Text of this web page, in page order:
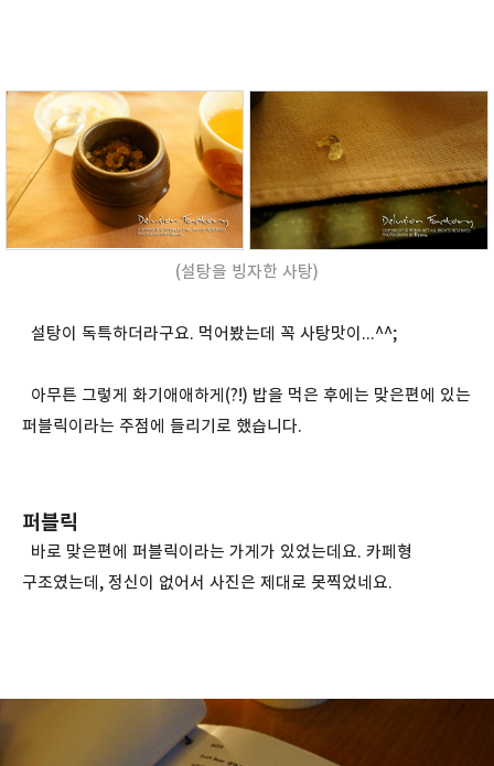
(설탕을 빙자한 사탕)
설탕이 독특하더라구요. 먹어봤는데 꼭 사탕맛이...^^;
아무튼 그렇게 화기애애하게(?!) 밥을 먹은 후에는 맞은편에 있는
퍼블릭이라는 주점에 들리기로 했습니다.
퍼블릭
바로 맞은편에 퍼블릭이라는 가게가 있었는데요. 카페형
구조였는데, 정신이 없어서 사진은 제대로 못찍었네요.